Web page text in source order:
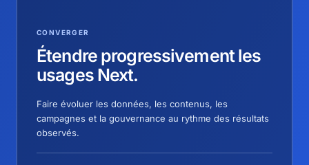
CONVERGER
Étendre progressivement les
usages Next.
Faire évoluer les données, les contenus, les
campagnes et la gouvernance au rythme des résultats
observés.